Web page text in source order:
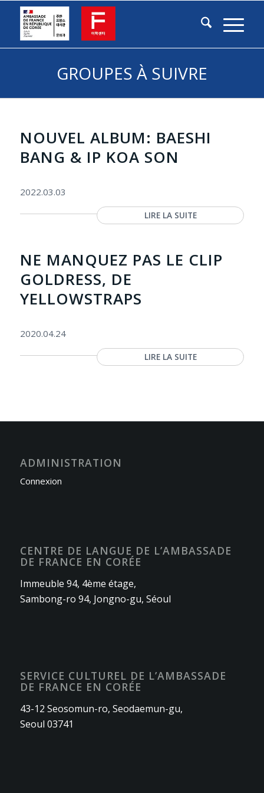
GROUPES À SUIVRE
NOUVEL ALBUM: BAESHI
BANG & IP KOA SON
2022.03.03
LIRE LA SUITE
NE MANQUEZ PAS LE CLIP
GOLDRESS, DE
YELLOWSTRAPS
2020.04.24
LIRE LA SUITE
ADMINISTRATION
Connexion
CENTRE DE LANGUE DE L’AMBASSADE
DE FRANCE EN CORÉE
Immeuble 94, 4ème étage,
Sambong-ro 94, Jongno-gu, Séoul
SERVICE CULTUREL DE L’AMBASSADE
DE FRANCE EN CORÉE
43-12 Seosomun-ro, Seodaemun-gu,
Seoul 03741